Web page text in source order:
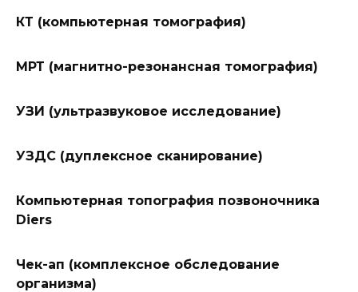
КТ (компьютерная томография)
МРТ (магнитно-резонансная томография)
УЗИ (ультразвуковое исследование)
УЗДС (дуплексное сканирование)
Компьютерная топография позвоночника
Diers
Чек-ап (комплексное обследование
организма)